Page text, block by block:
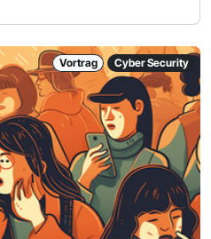
Vortrag Cyber Security